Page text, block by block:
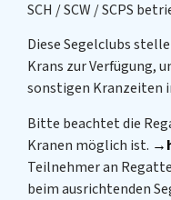
SCH / SCW / SCPS
Diese Segelclubs
Krans zur Verfügung,
sonstigen Kranzeiten
Bitte beachtet die
Kranen möglich ist.
Teilnehmer an
beim ausrichtenden